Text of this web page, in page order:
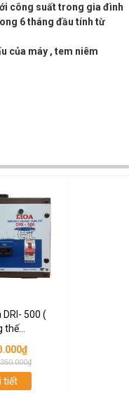
công suất trong gia đình
6 tháng đầu tính từ
của máy , tem niêm
DRI- 500 (
thế...
tiết